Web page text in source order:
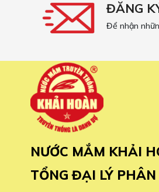
ĐĂNG
Để nhận
NƯỚC MẮM KHẢI
TỔNG ĐẠI LÝ